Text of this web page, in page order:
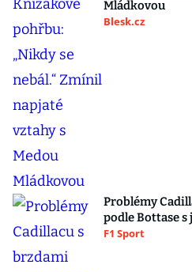
Mládkovou
Blesk.cz
Problémy
podle Bottase
F1 Sport